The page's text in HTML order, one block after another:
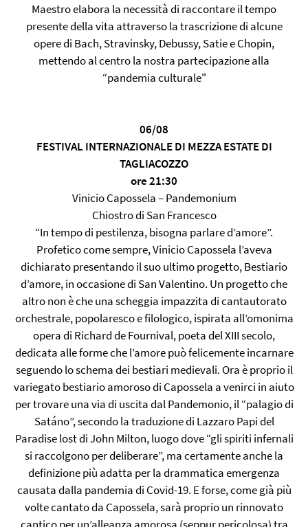
Maestro elabora la necessità di raccontare il tempo
presente della vita attraverso la trascrizione di alcune
opere di Bach, Stravinsky, Debussy, Satie e Chopin,
mettendo al centro la nostra partecipazione alla
“pandemia culturale"
06/08
FESTIVAL INTERNAZIONALE DI MEZZA ESTATE DI
TAGLIACOZZO
ore 21:30
Vinicio Capossela – Pandemonium
Chiostro di San Francesco
“In tempo di pestilenza, bisogna parlare d’amore”.
Profetico come sempre, Vinicio Capossela l’aveva
dichiarato presentando il suo ultimo progetto, Bestiario
d’amore, in occasione di San Valentino. Un progetto che
altro non è che una scheggia impazzita di cantautorato
orchestrale, popolaresco e filologico, ispirata all’omonima
opera di Richard de Fournival, poeta del XIII secolo,
dedicata alle forme che l’amore può felicemente incarnare
seguendo lo schema dei bestiari medievali. Ora è proprio il
variegato bestiario amoroso di Capossela a venirci in aiuto
per trovare una via di uscita dal Pandemonio, il “palagio di
Satáno”, secondo la traduzione di Lazzaro Papi del
Paradise lost di John Milton, luogo dove “gli spiriti infernali
si raccolgono per deliberare”, ma certamente anche la
definizione più adatta per la drammatica emergenza
causata dalla pandemia di Covid-19. E forse, come già più
volte cantato da Capossela, sarà proprio un rinnovato